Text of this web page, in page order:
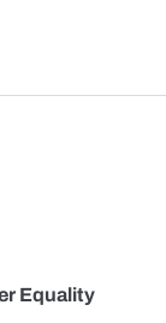
Equality